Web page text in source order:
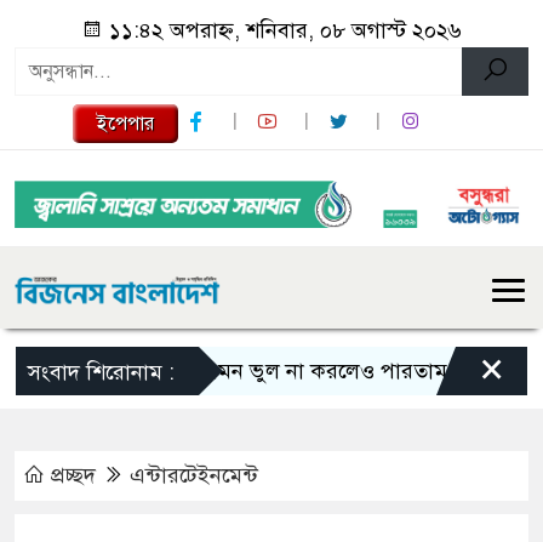
১১:৪২ অপরাহ্ন, শনিবার, ০৮ অগাস্ট ২০২৬
ইপেপার
সংবাদ শিরোনাম :এমন ভুল না করলেও পারতাম : শাকিব খান
×
প্রচ্ছদ এন্টারটেইনমেন্ট